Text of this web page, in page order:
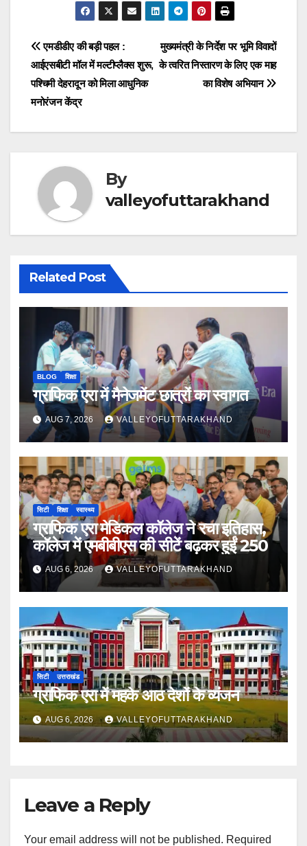
b
o
o
k
s
A
p
p
gr
a
m
e
n
e
n
g
er
st
a
d
s
ar
e
Post
navigation
मुख्यमंत्री के निर्देश पर भूमि विवादों
के त्वरित निस्तारण के लिए एक माह
का विशेष अभियान
एमडीडीए की बड़ी पहल :
आईएसबीटी मॉल में मल्टीप्लैक्स शुरू,
पश्चिमी देहरादून को मिला आधुनिक
मनोरंजन केंद्र
By
valleyofuttarakhand
Related Post
BLOG शिक्षा
ग्राफिक एरा में मैनेजमेंट छात्रों का स्वागत
AUG 7, 2026 VALLEYOFUTTARAKHAND
सिटी शिक्षा स्वास्थ्य
ग्राफिक एरा मेडिकल कॉलेज ने रचा इतिहास,
कॉलेज में एमबीबीएस की सीटें बढ़कर हुईं 250
AUG 6, 2026 VALLEYOFUTTARAKHAND
सिटी उत्तराखंड
ग्राफिक एरा में महके आठ देशों के व्यंजन
AUG 6, 2026 VALLEYOFUTTARAKHAND
Leave a Reply
Your email address will not be published. Required